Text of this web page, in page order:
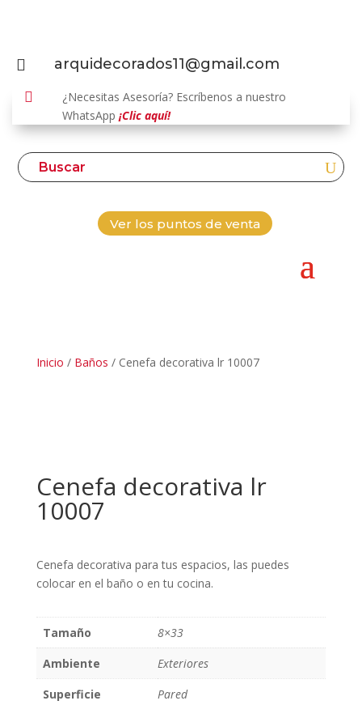
 arquidecorados11@gmail.com

¿Necesitas Asesoría? Escríbenos a nuestro
WhatsApp ¡Clic aquí!
Ver los puntos de venta
Inicio / Baños / Cenefa decorativa lr 10007
Cenefa decorativa lr
10007
Cenefa decorativa para tus espacios, las puedes
colocar en el baño o en tu cocina.
Tamaño
8×33
Ambiente
Exteriores
Superficie
Pared